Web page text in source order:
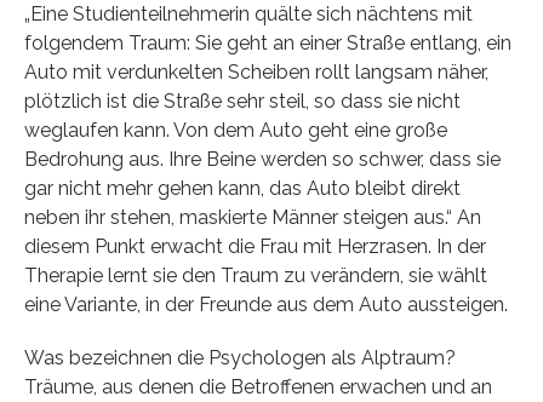
„Eine Studienteilnehmerin quälte sich nächtens mit
folgendem Traum: Sie geht an einer Straße entlang, ein
Auto mit verdunkelten Scheiben rollt langsam näher,
plötzlich ist die Straße sehr steil, so dass sie nicht
weglaufen kann. Von dem Auto geht eine große
Bedrohung aus. Ihre Beine werden so schwer, dass sie
gar nicht mehr gehen kann, das Auto bleibt direkt
neben ihr stehen, maskierte Männer steigen aus.“ An
diesem Punkt erwacht die Frau mit Herzrasen. In der
Therapie lernt sie den Traum zu verändern, sie wählt
eine Variante, in der Freunde aus dem Auto aussteigen.
Was bezeichnen die Psychologen als Alptraum?
Träume, aus denen die Betroffenen erwachen und an